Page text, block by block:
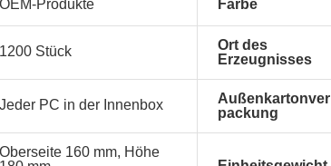
OEM-Produkte Farbe
1200 Stück
Ort des
Erzeugnisses
Jeder PC in der Innenbox
Außenkartonver
packung
Oberseite 160 mm, Höhe